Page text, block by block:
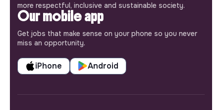
more respectful, inclusive and sustainable society.
Our mobile app
Get jobs that make sense on your phone so you never
miss an opportunity.
iPhone Android